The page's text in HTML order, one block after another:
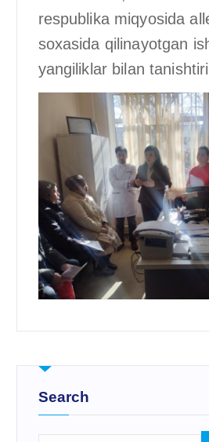
respublika miqyosida
soxasida qilinayotgan
yangiliklar bilan
Search